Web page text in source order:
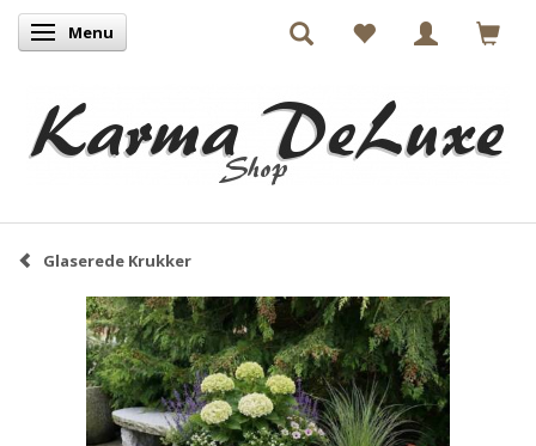
Skifte navigation
Menu
Glaserede Krukker